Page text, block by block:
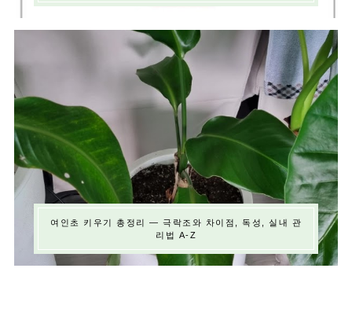
여인초 키우기 총정리 — 극락조와 차이점, 독성, 실내 관
리법 A-Z